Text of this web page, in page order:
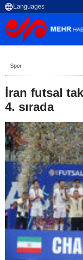
Spor
İran futsal
4. sırada